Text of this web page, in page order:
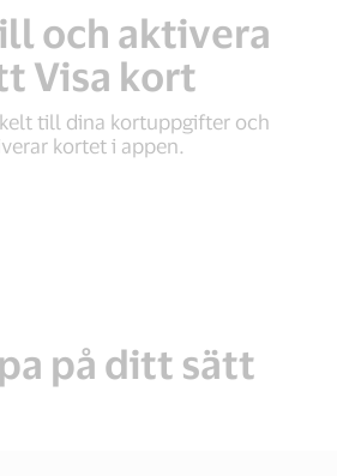
och aktivera
Visa kort
till dina kortuppgifter och
kortet i appen.
på ditt sätt